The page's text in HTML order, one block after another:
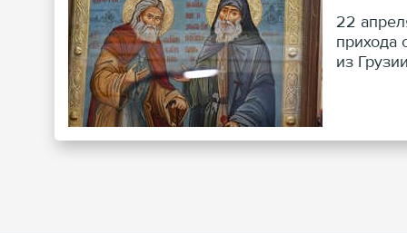
22
прихода
из